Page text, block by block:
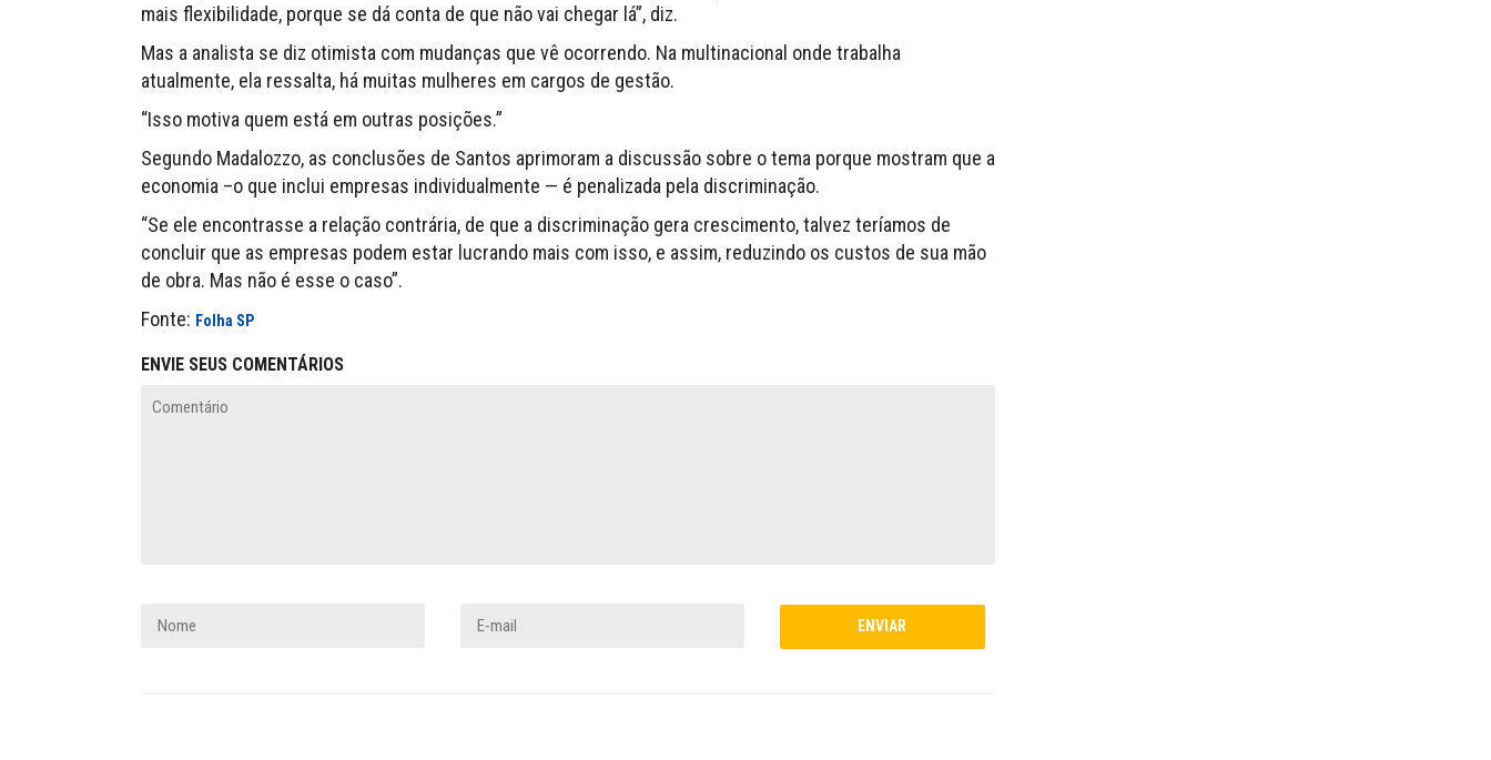
mais flexibilidade, porque se dá conta de que não vai chegar lá”, diz.
Mas a analista se diz otimista com mudanças que vê ocorrendo. Na multinacional onde trabalha
atualmente, ela ressalta, há muitas mulheres em cargos de gestão.
“Isso motiva quem está em outras posições.”
Segundo Madalozzo, as conclusões de Santos aprimoram a discussão sobre o tema porque mostram que a
economia –o que inclui empresas individualmente — é penalizada pela discriminação.
“Se ele encontrasse a relação contrária, de que a discriminação gera crescimento, talvez teríamos de
concluir que as empresas podem estar lucrando mais com isso, e assim, reduzindo os custos de sua mão
de obra. Mas não é esse o caso”.
Fonte: Folha SP
ENVIE SEUS COMENTÁRIOS